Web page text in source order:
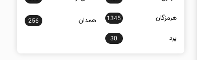
هرمزگان 1345 همدان 256
یزد 30